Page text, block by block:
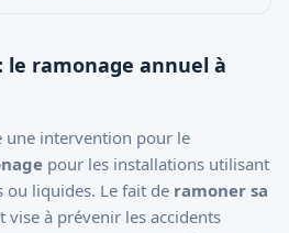
le ramonage annuel à
une intervention pour le
pour les installations utilisant
ou liquides. Le fait de ramoner sa
vise à prévenir les accidents